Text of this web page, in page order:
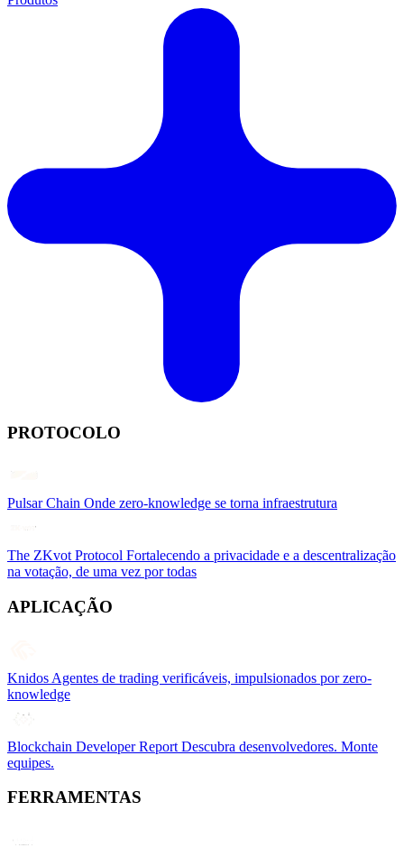
PROTOCOLO
Pulsar Chain Onde zero-knowledge se torna infraestrutura
The ZKvot Protocol Fortalecendo a privacidade e a descentralização
na votação, de uma vez por todas
APLICAÇÃO
Knidos Agentes de trading verificáveis, impulsionados por zero-
knowledge
Blockchain Developer Report Descubra desenvolvedores. Monte
equipes.
FERRAMENTAS